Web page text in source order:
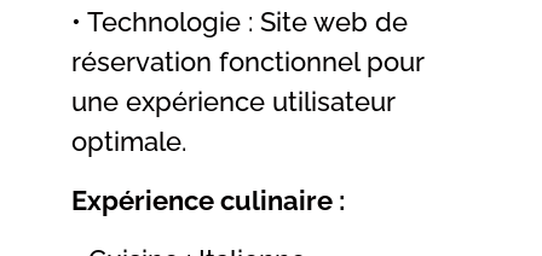
• Technologie : Site web de
réservation fonctionnel pour
une expérience utilisateur
optimale.
Expérience culinaire :